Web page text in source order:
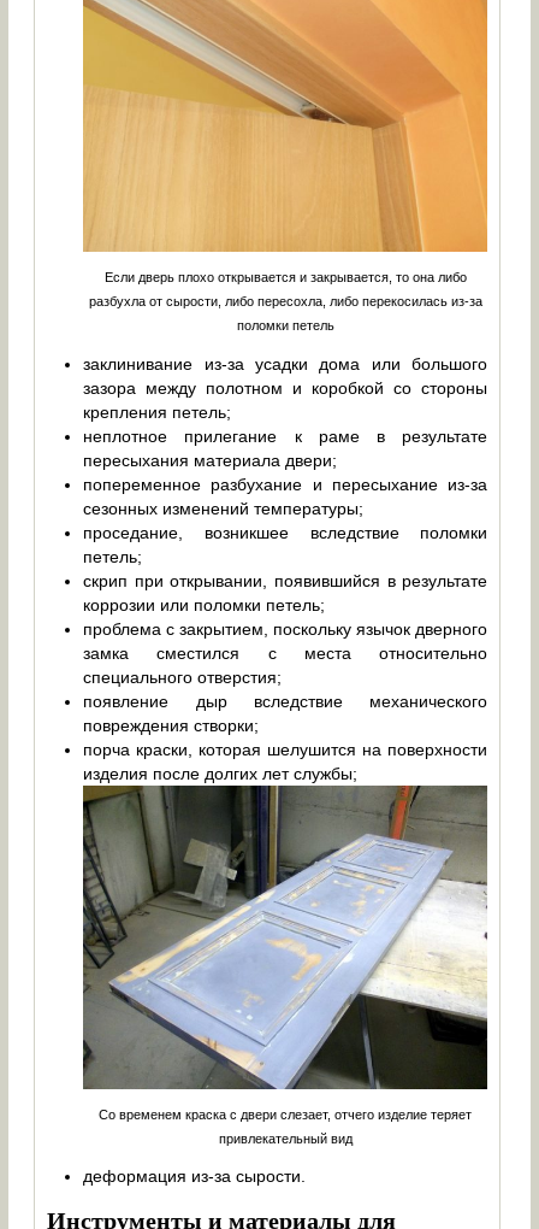
Если дверь плохо открывается и закрывается, то она либо
разбухла от сырости, либо пересохла, либо перекосилась из-за
поломки петель
заклинивание из-за усадки дома или большого
зазора между полотном и коробкой со стороны
крепления петель;
неплотное прилегание к раме в результате
пересыхания материала двери;
попеременное разбухание и пересыхание из-за
сезонных изменений температуры;
проседание, возникшее вследствие поломки
петель;
скрип при открывании, появившийся в результате
коррозии или поломки петель;
проблема с закрытием, поскольку язычок дверного
замка сместился с места относительно
специального отверстия;
появление дыр вследствие механического
повреждения створки;
порча краски, которая шелушится на поверхности
изделия после долгих лет службы;
Со временем краска с двери слезает, отчего изделие теряет
привлекательный вид
деформация из-за сырости.
Инструменты и материалы для